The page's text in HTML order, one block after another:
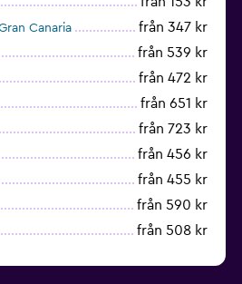
Canaria från 347 kr
från 539 kr
från 472 kr
från 651 kr
från 723 kr
från 456 kr
från 455 kr
från 590 kr
från 508 kr